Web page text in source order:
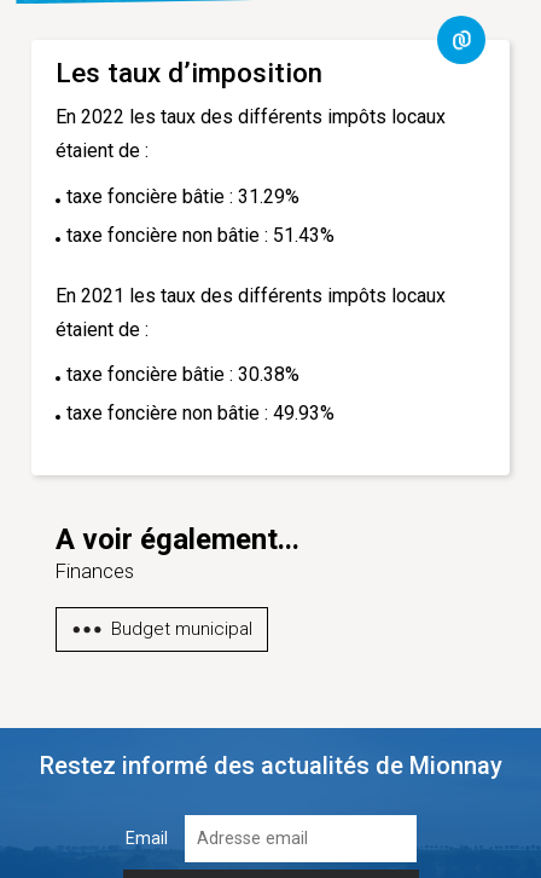
Les taux d’imposition
En 2022 les taux des différents impôts locaux
étaient de :
taxe foncière bâtie : 31.29%
taxe foncière non bâtie : 51.43%
En 2021 les taux des différents impôts locaux
étaient de :
taxe foncière bâtie : 30.38%
taxe foncière non bâtie : 49.93%
A voir également...
Finances
Budget municipal
Restez informé des actualités de Mionnay
Email